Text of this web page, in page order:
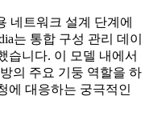
네트워크 설계 단계에
는 통합 구성 관리 데이
습니다. 이 모델 내에서
의 주요 기둥 역할을 하
에 대응하는 궁극적인